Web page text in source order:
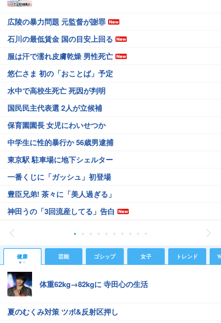
広陵の暴力問題 元監督が謝罪
石川の最低賃金 国の目安上回る
服は汗で濡れ皮膚乾燥 男性死亡
悠仁さま 初の「おことば」予定
水中で高校生死亡 死因が判明
国民民主代表選 2人が立候補
保育園園長 女児にわいせつか
中学生に性的暴行か 56歳男逮捕
東京駅 駐車場に地下シェルター
一番くじに「ガッシュ」初登場
豊臣兄弟! 茶々に「美人過ぎる」
神田うの「3回流産してる」告白
健康 芸能 ゴシップ 女子 トレンド
体重62kg→82kgに 寺田心の生活
夏のむくみ対策 ツボ&反射区押し